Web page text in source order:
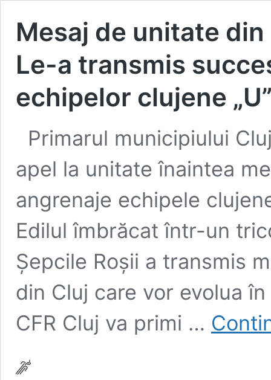
Mesaj de unitate
Le-a transmis
echipelor clujene
Primarul municipiului
apel la unitate înaintea
angrenaje echipele
Edilul îmbrăcat într-un
Șepcile Roșii a transmis
din Cluj care vor evolua
CFR Cluj va primi …